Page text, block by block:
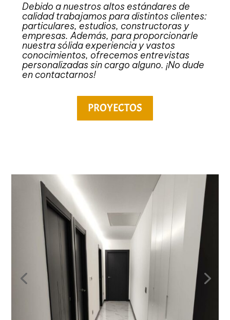
Debido a nuestros altos estándares de
calidad trabajamos para distintos clientes:
particulares, estudios, constructoras y
empresas. Además, para proporcionarle
nuestra sólida experiencia y vastos
conocimientos, ofrecemos entrevistas
personalizadas sin cargo alguno. ¡No dude
en contactarnos!
PROYECTOS